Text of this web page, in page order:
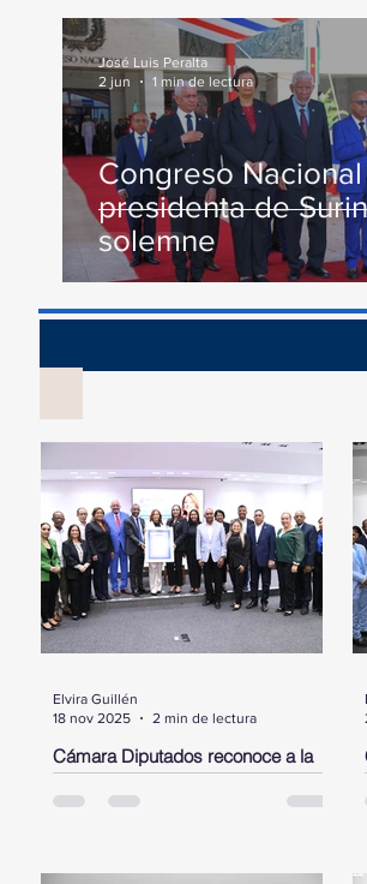
Congreso
presidenta de
solemne
José Luis Peralta
2 jun
1 min de lectura
Cámara Diputados reconoce a la
dominicana, Cristina Contreras,
radicada en NY, por su trayectoria y
Diputados, entregó este martes un
Elvira Guillén
18 nov 2025
2 min de lectura